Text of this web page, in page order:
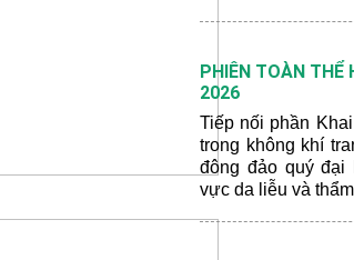
PHIÊN TOÀN THỂ
2026
Tiếp nối phần
trong không khí
đông đảo quý đại
vực da liễu và